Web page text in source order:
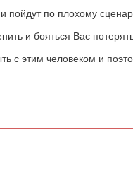
и пойдут по плохому
и бояться Вас
с этим человеком и